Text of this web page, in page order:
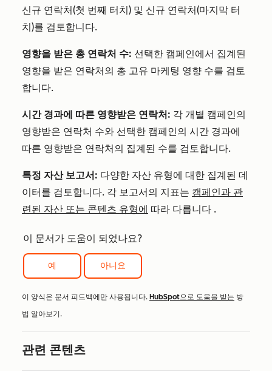
신규 연락처(첫 번째 터치) 및 신규 연락처(마지막 터
치)를 검토합니다.
영향을 받은 총 연락처 수: 선택한 캠페인에서 집계된
영향을 받은 연락처의 총 고유 마케팅 영향 수를 검토
합니다.
시간 경과에 따른 영향받은 연락처: 각 개별 캠페인의
영향받은 연락처 수와 선택한 캠페인의 시간 경과에
따른 영향받은 연락처의 집계된 수를 검토합니다.
특정 자산 보고서: 다양한 자산 유형에 대한 집계된 데
이터를 검토합니다. 각 보고서의 지표는 캠페인과 관
련된 자산 또는 콘텐츠 유형에 따라 다릅니다 .
이 문서가 도움이 되었나요?
예 아니요
이 양식은 문서 피드백에만 사용됩니다. HubSpot으로 도움을 받는 방
법 알아보기.
관련 콘텐츠